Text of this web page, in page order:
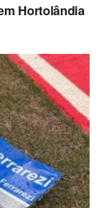
Hortolândia